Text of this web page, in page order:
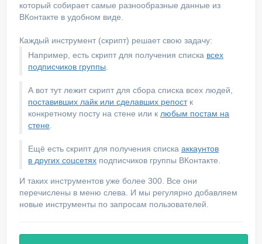
который собирает самые разнообразные данные из
ВКонтакте в удобном виде.
Каждый инструмент (скрипт) решает свою задачу:
Например, есть скрипт для получения списка всех
подписчиков группы
А вот тут лежит скрипт для сбора списка всех людей,
поставивших лайк или сделавших репостк
конкретному посту на стене или к любым постам на
стене
Ещё есть скрипт для получения списка аккаунтов
в других соцсетях подписчиков группы ВКонтакте.
И таких инструментов уже более 300. Все они
перечислены в меню слева. И мы регулярно добавляем
новые инструменты по запросам пользователей.